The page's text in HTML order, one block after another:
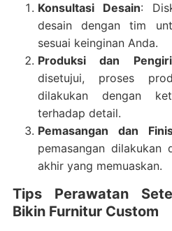
Konsultasi Desain:
desain dengan tim
sesuai keinginan Anda.
Produksi dan
disetujui, proses
dilakukan dengan
terhadap detail.
Pemasangan dan
pemasangan dilakukan
akhir yang memuaskan.
Tips Perawatan
Bikin Furnitur Custom